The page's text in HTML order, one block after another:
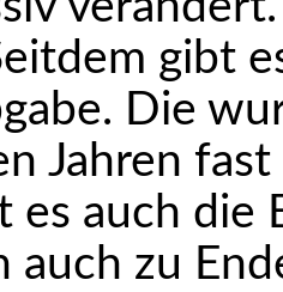
gibt
Die
Jahren
es auch die
auch zu